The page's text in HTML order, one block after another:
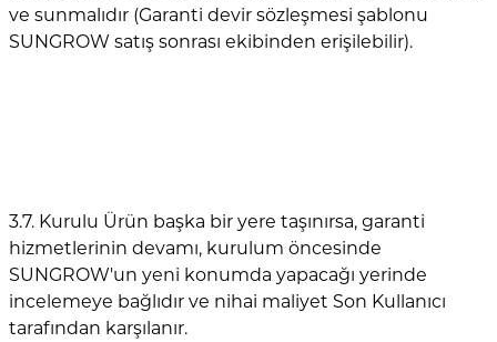
ve sunmalıdır (Garanti devir sözleşmesi şablonu
SUNGROW satış sonrası ekibinden erişilebilir).
3.7. Kurulu Ürün başka bir yere taşınırsa, garanti
hizmetlerinin devamı, kurulum öncesinde
SUNGROW'un yeni konumda yapacağı yerinde
incelemeye bağlıdır ve nihai maliyet Son Kullanıcı
tarafından karşılanır.